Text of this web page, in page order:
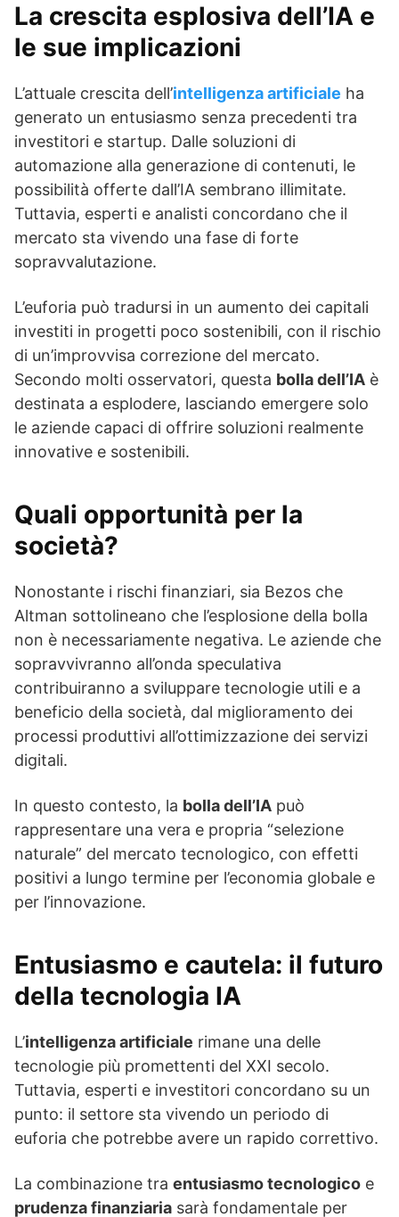
La crescita esplosiva dell’IA e
le sue implicazioni
L’attuale crescita dell’intelligenza artificiale ha
generato un entusiasmo senza precedenti tra
investitori e startup. Dalle soluzioni di
automazione alla generazione di contenuti, le
possibilità offerte dall’IA sembrano illimitate.
Tuttavia, esperti e analisti concordano che il
mercato sta vivendo una fase di forte
sopravvalutazione.
L’euforia può tradursi in un aumento dei capitali
investiti in progetti poco sostenibili, con il rischio
di un’improvvisa correzione del mercato.
Secondo molti osservatori, questa bolla dell’IA è
destinata a esplodere, lasciando emergere solo
le aziende capaci di offrire soluzioni realmente
innovative e sostenibili.
Quali opportunità per la
società?
Nonostante i rischi finanziari, sia Bezos che
Altman sottolineano che l’esplosione della bolla
non è necessariamente negativa. Le aziende che
sopravvivranno all’onda speculativa
contribuiranno a sviluppare tecnologie utili e a
beneficio della società, dal miglioramento dei
processi produttivi all’ottimizzazione dei servizi
digitali.
In questo contesto, la bolla dell’IA può
rappresentare una vera e propria “selezione
naturale” del mercato tecnologico, con effetti
positivi a lungo termine per l’economia globale e
per l’innovazione.
Entusiasmo e cautela: il futuro
della tecnologia IA
L’intelligenza artificiale rimane una delle
tecnologie più promettenti del XXI secolo.
Tuttavia, esperti e investitori concordano su un
punto: il settore sta vivendo un periodo di
euforia che potrebbe avere un rapido correttivo.
La combinazione tra entusiasmo tecnologico e
prudenza finanziaria sarà fondamentale per